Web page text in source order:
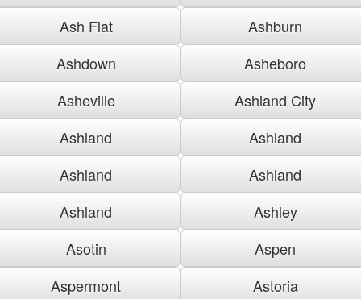
Ash Flat
Ashburn
Ashdown
Asheboro
Asheville
Ashland City
Ashland
Ashland
Ashland
Ashland
Ashland
Ashley
Asotin
Aspen
Aspermont
Astoria